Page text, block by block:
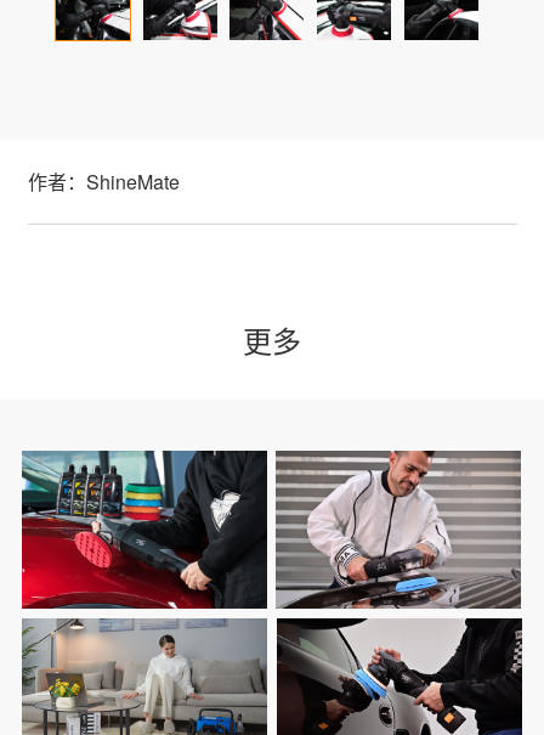
作者：ShineMate
更多